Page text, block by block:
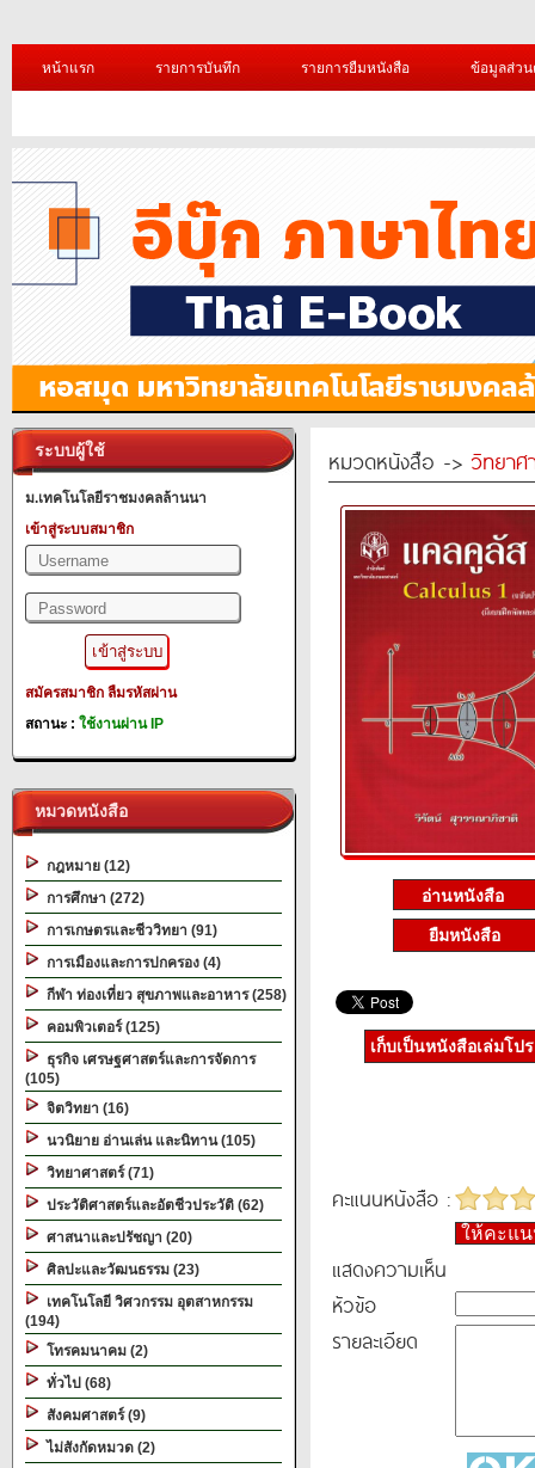
หน้าแรก รายการบันทึก รายการยืมหนังสือ ข้อมูลส่ว
ระบบผู้ใช้
ม.เทคโนโลยีราชมงคลล้านนา
เข้าสู่ระบบสมาชิก
สมัครสมาชิก ลืมรหัสผ่าน
สถานะ : ใช้งานผ่าน IP
หมวดหนังสือ
กฎหมาย (12)
การศึกษา (272)
การเกษตรและชีววิทยา (91)
การเมืองและการปกครอง (4)
กีฬา ท่องเที่ยว สุขภาพและอาหาร (258)
คอมพิวเตอร์ (125)
ธุรกิจ เศรษฐศาสตร์และการจัดการ
(105)
จิตวิทยา (16)
นวนิยาย อ่านเล่น และนิทาน (105)
วิทยาศาสตร์ (71)
ประวัติศาสตร์และอัตชีวประวัติ (62)
ศาสนาและปรัชญา (20)
ศิลปะและวัฒนธรรม (23)
เทคโนโลยี วิศวกรรม อุตสาหกรรม
(194)
โทรคมนาคม (2)
ทั่วไป (68)
สังคมศาสตร์ (9)
ไม่สังกัดหมวด (2)
หมวดหนังสือ -> วิทยาศ
ยืมหนังสือ
เก็บเป็นหนังสือเล่มโป
คะแนนหนังสือ :
ให้คะแ
แสดงความเห็น
หัวข้อ
รายละเอียด